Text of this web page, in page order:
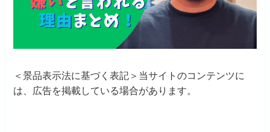
＜景品表示法に基づく表記＞当サイトのコンテンツに
は、広告を掲載している場合があります。